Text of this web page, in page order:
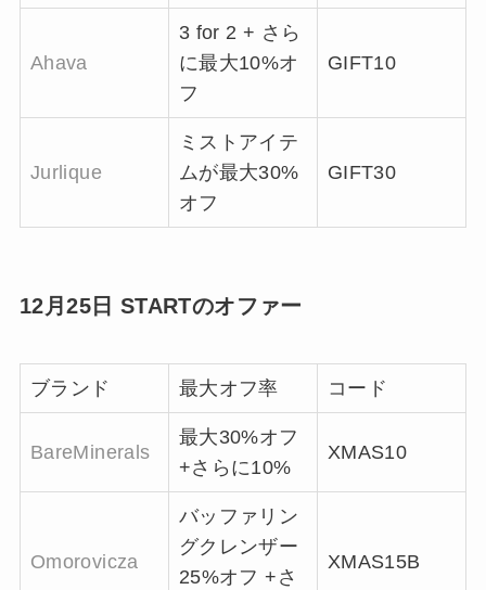
Ahava
3 for 2 + さら
に最大10%オ
フ
GIFT10
Jurlique
ミストアイテ
ムが最大30%
オフ
GIFT30
12月25日 STARTのオファー
ブランド 最大オフ率 コード
BareMinerals
最大30%オフ
+さらに10%
XMAS10
Omorovicza
バッファリン
グクレンザー
25%オフ +さ
XMAS15B